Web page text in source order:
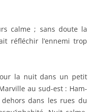
calme ; sans doute la
réfléchir l’ennemi trop
la nuit dans un petit
au sud-est : Ham-
dans les rues du